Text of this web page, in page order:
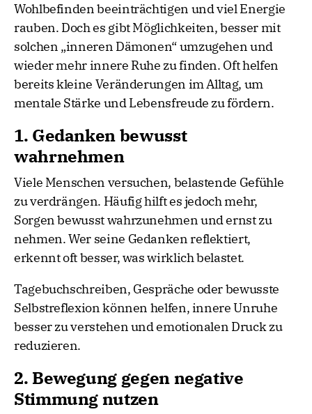
Wohlbefinden beeinträchtigen und viel Energie
rauben. Doch es gibt Möglichkeiten, besser mit
solchen „inneren Dämonen“ umzugehen und
wieder mehr innere Ruhe zu finden. Oft helfen
bereits kleine Veränderungen im Alltag, um
mentale Stärke und Lebensfreude zu fördern.
1. Gedanken bewusst
wahrnehmen
Viele Menschen versuchen, belastende Gefühle
zu verdrängen. Häufig hilft es jedoch mehr,
Sorgen bewusst wahrzunehmen und ernst zu
nehmen. Wer seine Gedanken reflektiert,
erkennt oft besser, was wirklich belastet.
Tagebuchschreiben, Gespräche oder bewusste
Selbstreflexion können helfen, innere Unruhe
besser zu verstehen und emotionalen Druck zu
reduzieren.
2. Bewegung gegen negative
Stimmung nutzen